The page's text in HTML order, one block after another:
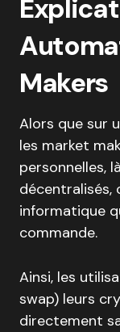
Makers
Alors que sur
les market
personnelles,
décentralisés,
informatique
commande.
Ainsi, les
swap) leurs
directement